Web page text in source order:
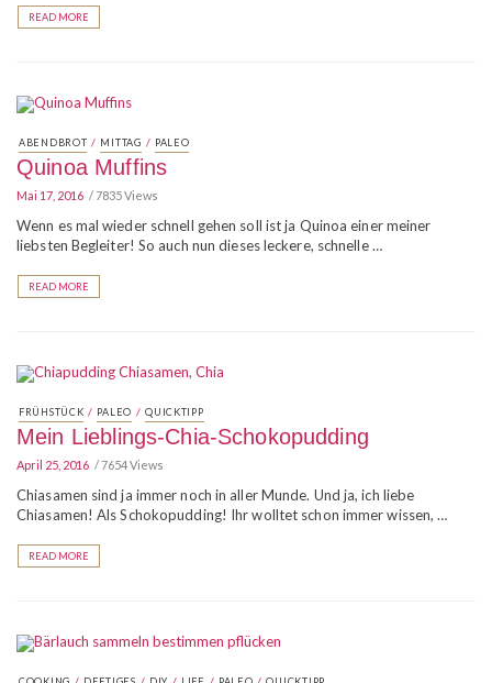
READ MORE
ABENDBROT / MITTAG / PALEO
Quinoa Muffins
Mai 17, 2016 7835 Views
Wenn es mal wieder schnell gehen soll ist ja Quinoa einer meiner
liebsten Begleiter! So auch nun dieses leckere, schnelle …
READ MORE
FRÜHSTÜCK / PALEO / QUICKTIPP
Mein Lieblings-Chia-Schokopudding
April 25, 2016 7654 Views
Chiasamen sind ja immer noch in aller Munde. Und ja, ich liebe
Chiasamen! Als Schokopudding! Ihr wolltet schon immer wissen, …
READ MORE